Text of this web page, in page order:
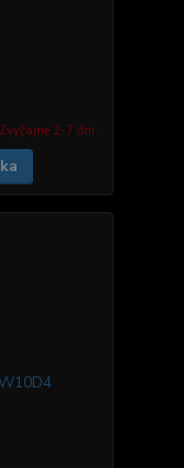
Zvyčajne 2-7 dni.